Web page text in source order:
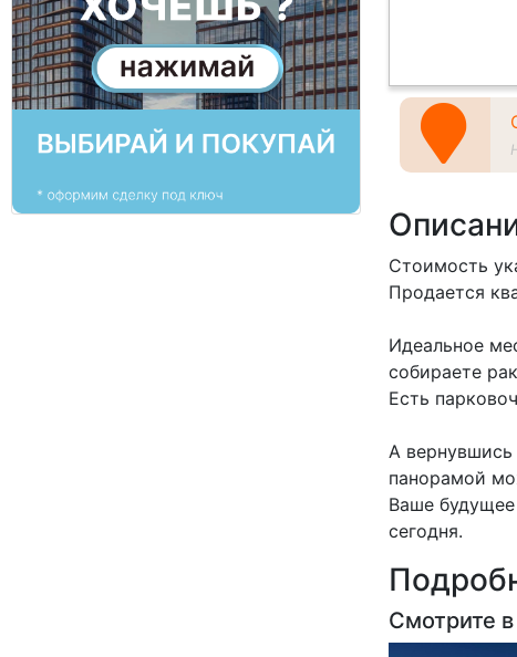
Стоимость
Продается
Идеальное
собираете
Есть
А
панорамой
Ваше
сегодня.
Смотрите